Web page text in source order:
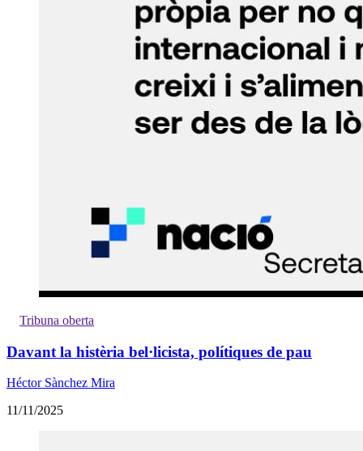
Tribuna oberta
Davant la histèria bel·licista, polítiques de pau
Héctor Sànchez Mira
11/11/2025